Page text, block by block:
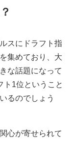
スにドラフト指
集めており、大
な話題になって
ト1位ということ
るのでしょう
心が寄せられて